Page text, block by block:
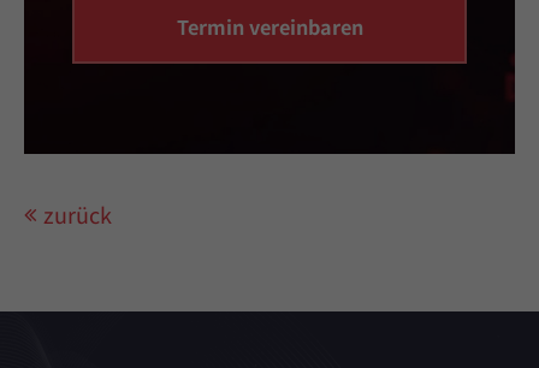
Termin vereinbaren
zurück